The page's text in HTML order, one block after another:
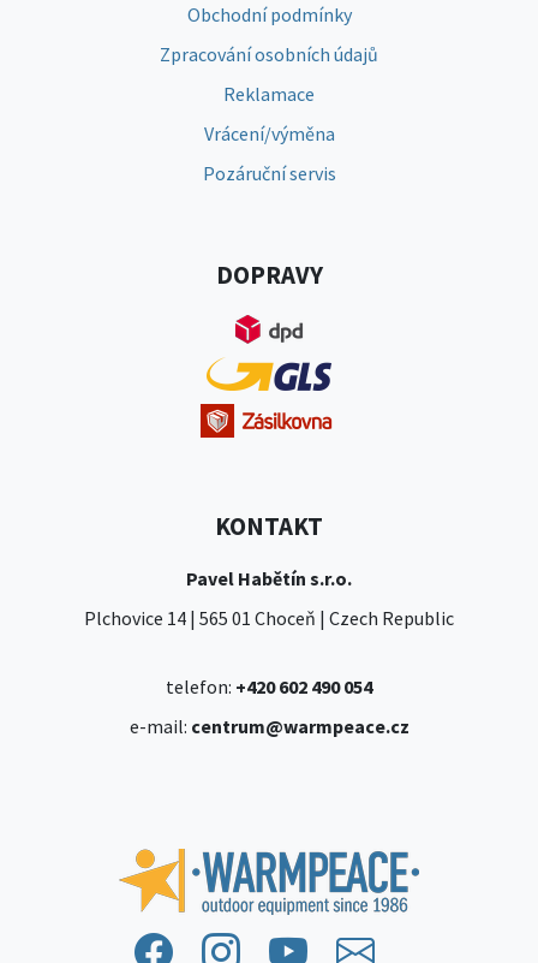
Obchodní podmínky
Zpracování osobních údajů
Reklamace
Vrácení/výměna
Pozáruční servis
DOPRAVY
KONTAKT
Pavel Habětín s.r.o.
Plchovice 14 | 565 01 Choceň | Czech Republic
telefon: +420 602 490 054
e-mail: centrum@warmpeace.cz